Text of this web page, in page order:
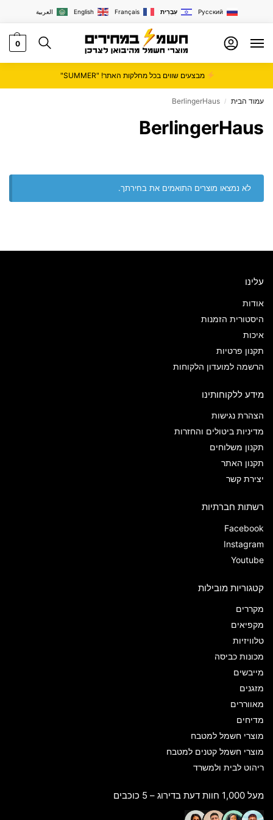
العربية English Français עִבְרִית Русский
0
מבצעים שווים בכל מחלקות האתר! "SUMMER"
עמוד הבית /
BerlingerHaus
BerlingerHaus
לא נמצאו מוצרים התואמים את בחירתך.
עלינו
אודות
היסטורית הזמנות
איכות
תקנון פרטיות
הרשמה למועדון הלקוחות
מידע ללקוחותינו
הצהרת נגישות
מדיניות ביטולים והחזרות
תקנון משלוחים
תקנון האתר
יצירת קשר
רשתות חברתיות
Facebook
Instagram
Youtube
קטגוריות מובילות
מקררים
מקפיאים
טלוויזיות
מכונות כביסה
מייבשים
מזגנים
מאווררים
מדיחים
מוצרי חשמל למטבח
מוצרי חשמל קטנים למטבח
ריהוט לבית ולמשרד
מעל 1,000 חוות דעת בדירוג – 5 כוכבים